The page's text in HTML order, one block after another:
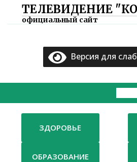
ТЕЛЕВИДЕНИЕ
официальный сайт
Версия для
Документы
Контакты
ЗДОРОВЬЕ
ОБРАЗОВАНИЕ